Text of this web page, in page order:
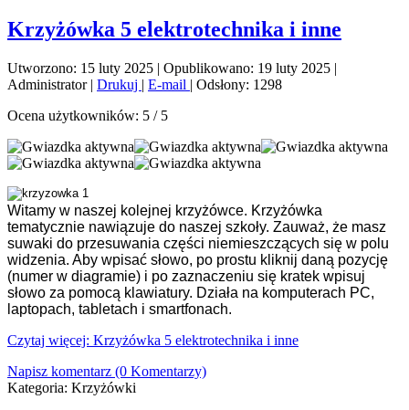
Krzyżówka 5 elektrotechnika i inne
Utworzono: 15 luty 2025 | Opublikowano: 19 luty 2025 |
Administrator| Drukuj | E-mail | Odsłony: 1298
Ocena użytkowników: 5 / 5
Witamy w naszej kolejnej krzyżówce. Krzyżówka
tematycznie nawiązuje do naszej szkoły. Zauważ, że masz
suwaki do przesuwania części niemieszczących się w polu
widzenia. Aby wpisać słowo, po prostu kliknij daną pozycję
(numer w diagramie) i po zaznaczeniu się kratek wpisuj
słowo za pomocą klawiatury. Działa na komputerach PC,
laptopach, tabletach i smartfonach.
Czytaj więcej: Krzyżówka 5 elektrotechnika i inne
Napisz komentarz (0 Komentarzy)
Kategoria: Krzyżówki